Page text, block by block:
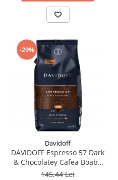
-29%
Davidoff
DAVIDOFF Espresso 57 Dark
& Chocolatey Cafea Boabe
1Kg
145,44 Lei